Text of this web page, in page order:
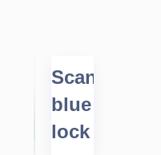
Scan
blue
lock